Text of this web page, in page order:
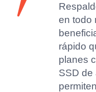
en todo
rápido
planes
SSD de